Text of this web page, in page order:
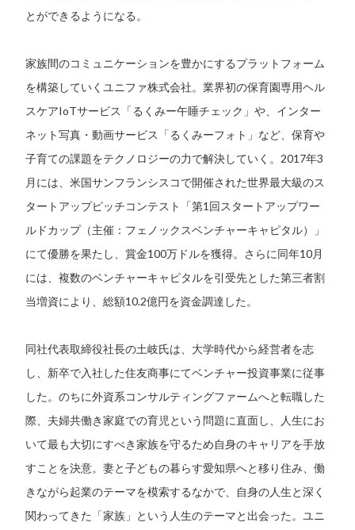
とができるようになる。
家族間のコミュニケーションを豊かにするプラットフォーム
を構築していくユニファ株式会社。業界初の保育園専用ヘル
スケアIoTサービス「るくみー午睡チェック」や、インター
ネット写真・動画サービス「るくみーフォト」など、保育や
子育ての課題をテクノロジーの力で解決していく。2017年3
月には、米国サンフランシスコで開催された世界最大級のス
タートアップピッチコンテスト「第1回スタートアップワー
ルドカップ（主催：フェノックスベンチャーキャピタル）」
にて優勝を果たし、賞金100万ドルを獲得。さらに同年10月
には、複数のベンチャーキャピタルを引受先とした第三者割
当増資により、総額10.2億円を資金調達した。
同社代表取締役社長の土岐氏は、大学時代から経営者を志
し、新卒で入社した住友商事にてベンチャー投資事業に従事
した。のちに外資系コンサルティングファームへと転職した
際、夫婦共働き家庭での育児という問題に直面し、人生にお
いて最も大切にすべき家族を守るため自身のキャリアを手放
すことを決意。妻と子どもの暮らす愛知県へと移り住み、働
きながら起業のテーマを模索するなかで、自身の人生と深く
関わってきた「家族」という人生のテーマと出会った。ユニ